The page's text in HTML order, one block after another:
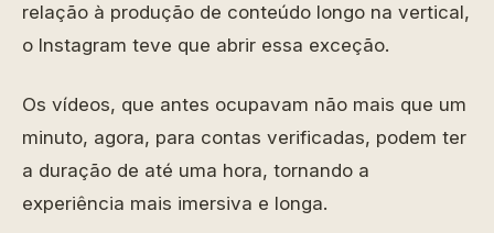
relação à produção de conteúdo longo na vertical,
o Instagram teve que abrir essa exceção.
Os vídeos, que antes ocupavam não mais que um
minuto, agora, para contas verificadas, podem ter
a duração de até uma hora, tornando a
experiência mais imersiva e longa.